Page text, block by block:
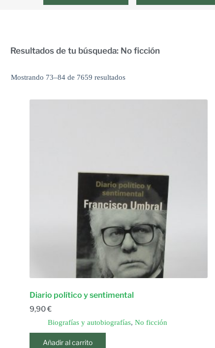
Resultados de tu búsqueda: No ficción
Mostrando 73–84 de 7659 resultados
Diario político y sentimental
9,90€
Biografías y autobiografías, No ficción
Añadir al carrito